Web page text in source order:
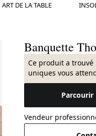
ART DE LA TABLE
Banquette
Ce produit a
uniques vous
Parcourir
Vendeur